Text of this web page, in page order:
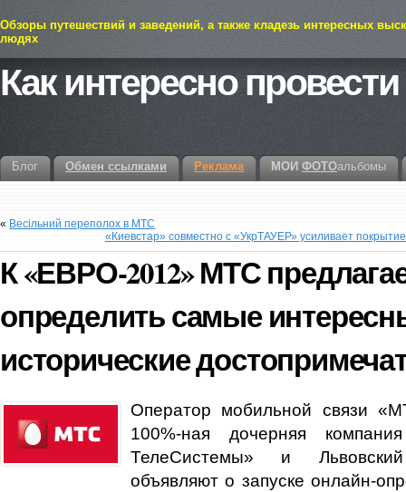
Обзоры путешествий и заведений, а также кладезь интересных
людях
Как интересно
Блог Обмен ссылками Реклама МОИ ФОТОальбомы
« Весільний переполох в МТС
«Киевстар» совместно с «УкрТАУЕР» усиливает
К «ЕВРО-2012» МТС
определить самые
исторические
Оператор мобильной связи
100%-ная дочерняя
ТелеСистемы» и
объявляют о запуске онлайн-